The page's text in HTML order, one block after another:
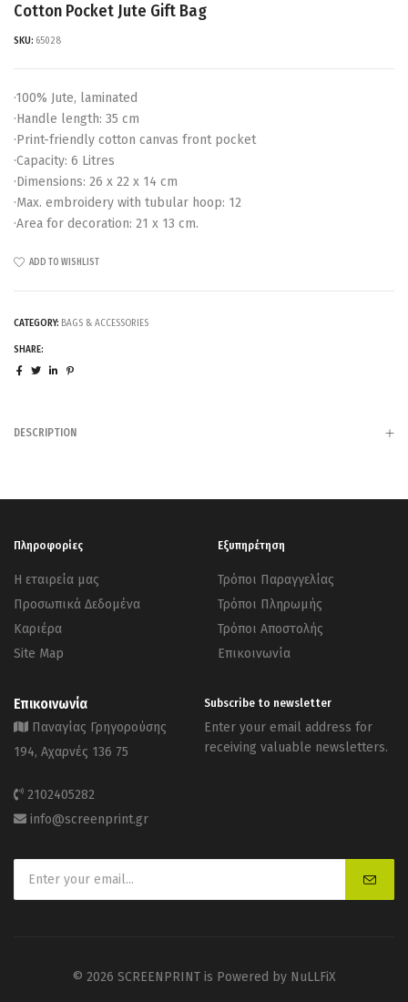
Cotton Pocket Jute Gift Bag
SKU: 65028
·100% Jute, laminated
·Handle length: 35 cm
·Print-friendly cotton canvas front pocket
·Capacity: 6 Litres
·Dimensions: 26 x 22 x 14 cm
·Max. embroidery with tubular hoop: 12
·Area for decoration: 21 x 13 cm.
ADD TO WISHLIST
CATEGORY: BAGS & ACCESSORIES
SHARE:
DESCRIPTION
Πληροφορίες
Η εταιρεία μας
Προσωπικά Δεδομένα
Καριέρα
Site Map
Εξυπηρέτηση
Τρόποι Παραγγελίας
Τρόποι Πληρωμής
Τρόποι Αποστολής
Επικοινωνία
Επικοινωνία
Παναγίας Γρηγορούσης
194, Αχαρνές 136 75
2102405282
info@screenprint.gr
Subscribe to newsletter
Enter your email address for
receiving valuable newsletters.
© 2026 SCREENPRINT is Powered by NuLLFiX